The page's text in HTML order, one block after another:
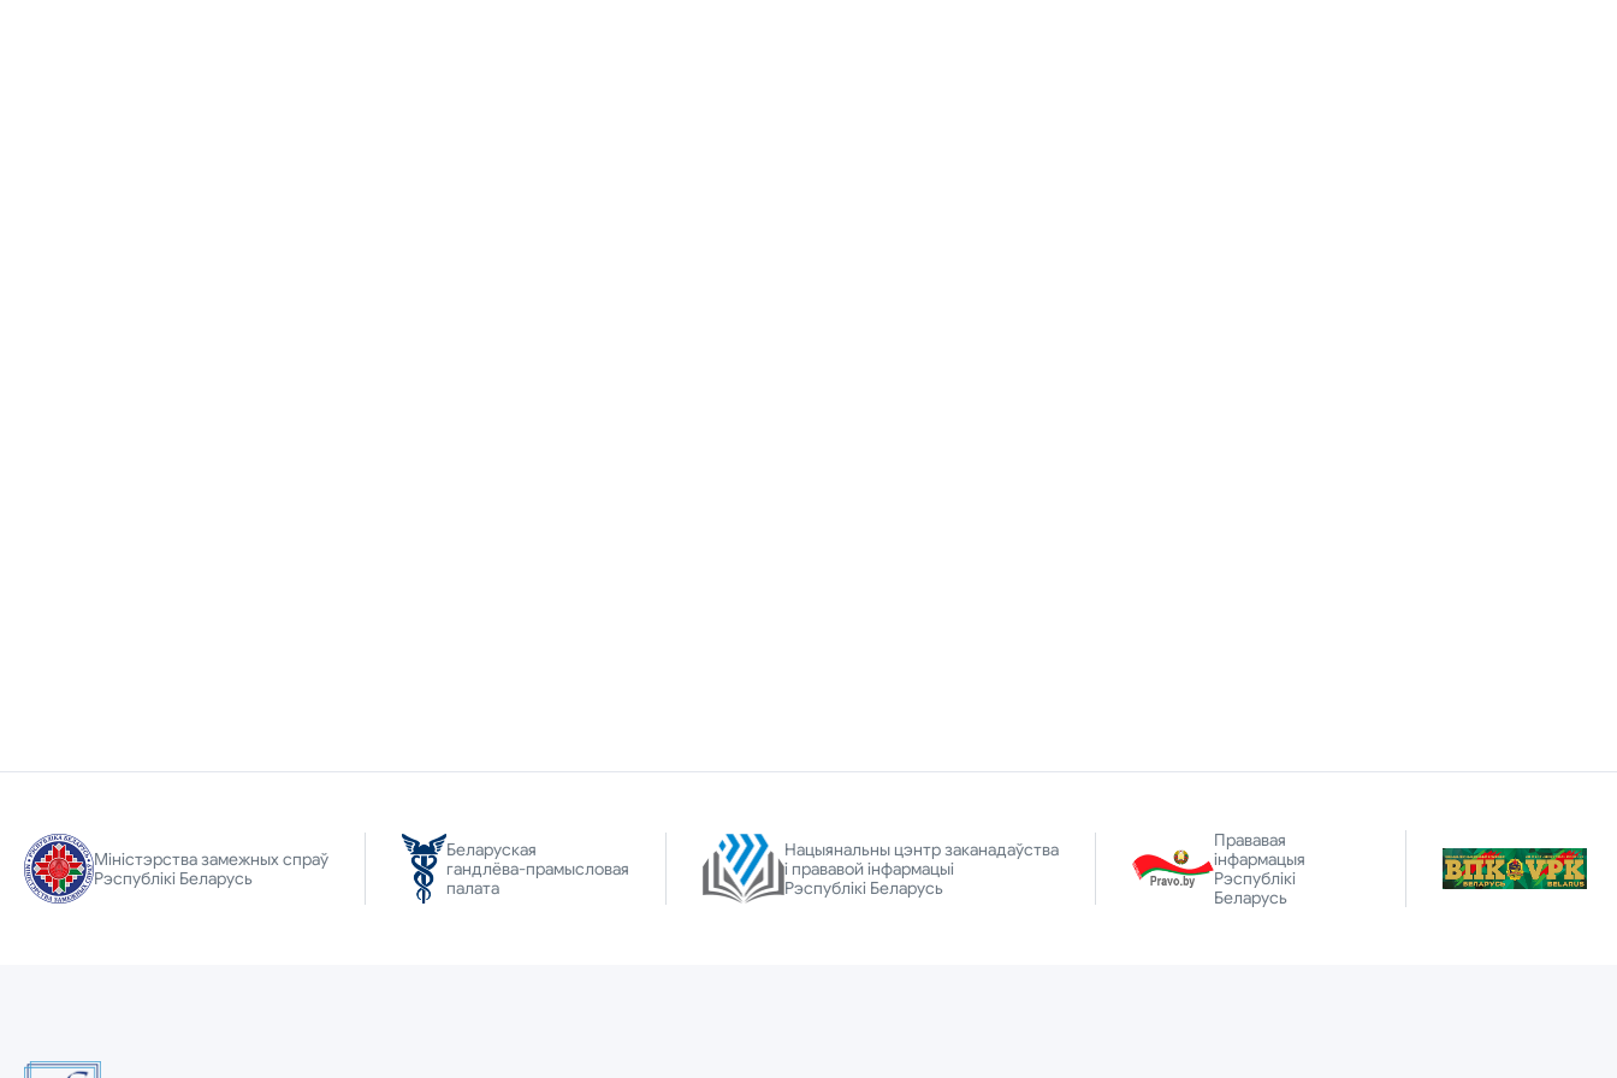
Міністэрства замежных спраў
Рэспублікі Беларусь
Беларуская
гандлёва-прамысловая
палата
Нацыянальны цэнтр заканадаўства
і прававой інфармацыі
Рэспублікі Беларусь
Прававая
інфармацыя
Рэспублікі
Беларусь